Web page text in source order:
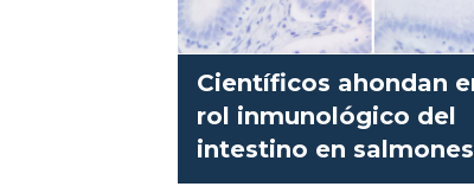
Científicos ahondan
rol inmunológico del
intestino en salmones